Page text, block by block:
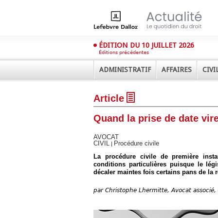
ÉDITION DU 10 JUILLET 2026
Éditions précédentes
ADMINISTRATIF AFFAIRES
Article
Quand la prise de date
AVOCAT
CIVIL
Procédure civile
La procédure civile de première
conditions particulières puisque le
décaler maintes fois certains pans de la
par Christophe Lhermitte, Avocat